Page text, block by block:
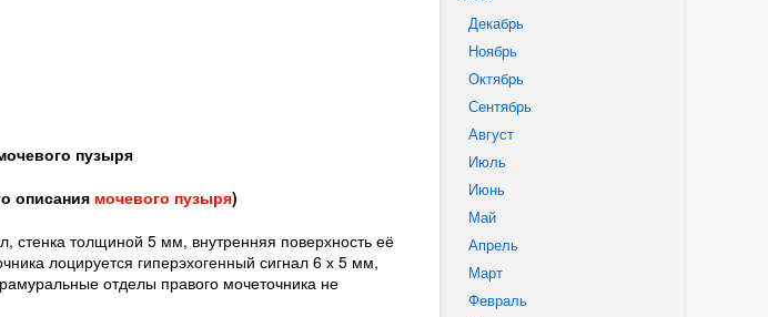
Декабрь
Ноябрь
Октябрь
Сентябрь
Август
Июль
Июнь
Май
Апрель
Март
Февраль
пузыря
описания мочевого пузыря)
толщиной 5 мм, внутренняя поверхность её
лоцируется гиперэхогенный сигнал 6 х 5 мм,
отделы правого мочеточника не